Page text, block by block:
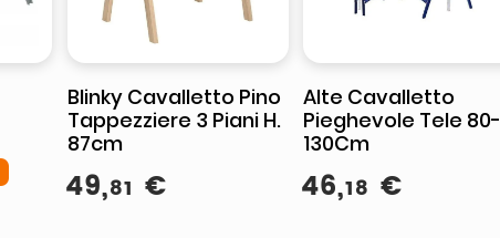
Blinky Cavalletto Pino
Tappezziere 3 Piani H.
87cm
49,81 €
Alte Cavalletto
Pieghevole Tele 80-
130Cm
46,18 €